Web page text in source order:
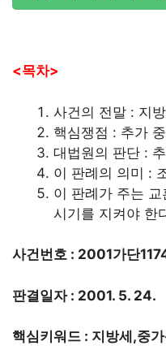
<목차>
사건의 전말 : 지
핵심쟁점 : 추가
대법원의 판단 :
이 판례의 의미 :
이 판례가 주는
시기를 지켜야 한
사건번호 : 2001가단
판결일자 : 2001. 5. 24.
핵심키워드 : 지방세,중